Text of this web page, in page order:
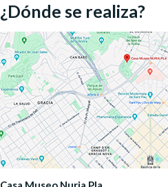
¿Dónde se realiza?